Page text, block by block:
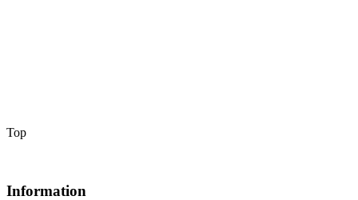
Top
Information